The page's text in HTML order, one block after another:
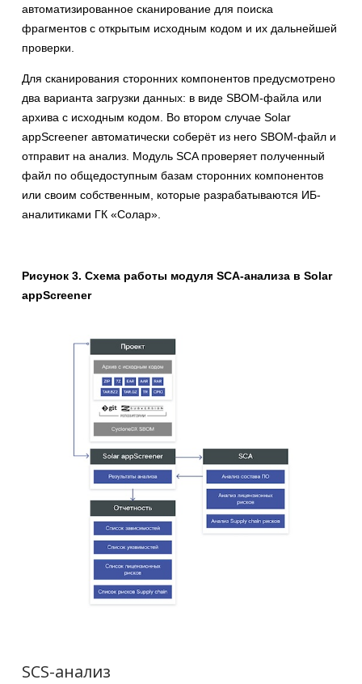
автоматизированное сканирование для поиска
фрагментов с открытым исходным кодом и их дальнейшей
проверки.
Для сканирования сторонних компонентов предусмотрено
два варианта загрузки данных: в виде SBOM-файла или
архива с исходным кодом. Во втором случае Solar
appScreener автоматически соберёт из него SBOM-файл и
отправит на анализ. Модуль SCA проверяет полученный
файл по общедоступным базам сторонних компонентов
или своим собственным, которые разрабатываются ИБ-
аналитиками ГК «Солар».
Рисунок 3. Схема работы модуля SCA-анализа в Solar
appScreener
SCS-анализ